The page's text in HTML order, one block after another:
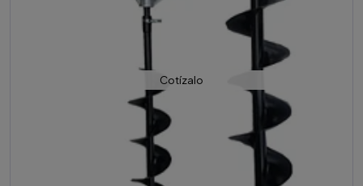
Cotízalo